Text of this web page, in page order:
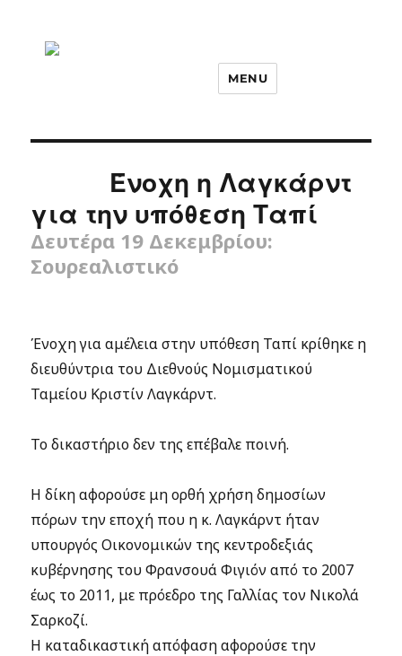
MENU
Ένοχη η Λαγκάρντ
για την υπόθεση Ταπί
Δευτέρα 19 Δεκεμβρίου:
Σουρεαλιστικό
Ένοχη για αμέλεια στην υπόθεση Ταπί κρίθηκε η
διευθύντρια του Διεθνούς Νομισματικού
Ταμείου Κριστίν Λαγκάρντ.
Το δικαστήριο δεν της επέβαλε ποινή.
Η δίκη αφορούσε μη ορθή χρήση δημοσίων
πόρων την εποχή που η κ. Λαγκάρντ ήταν
υπουργός Οικονομικών της κεντροδεξιάς
κυβέρνησης του Φρανσουά Φιγιόν από το 2007
έως το 2011, με πρόεδρο της Γαλλίας τον Νικολά
Σαρκοζί.
Η καταδικαστική απόφαση αφορούσε την